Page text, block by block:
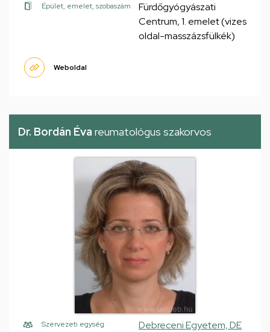
Épület, emelet, szobaszám
Fürdőgyógyászati
Centrum, 1. emelet (vizes
oldal-masszázsfülkék)
Weboldal
Dr. Bordán Éva reumatológus szakorvos
Szervezeti egység
Debreceni Egyetem, DE